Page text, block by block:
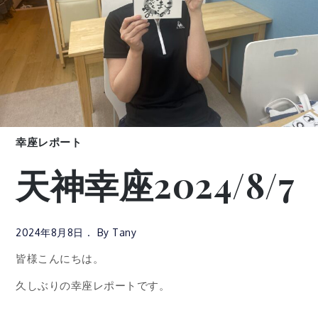
幸座レポート
天神幸座2024/8/7
2024年8月8日 By Tany
皆様こんにちは。
久しぶりの幸座レポートです。